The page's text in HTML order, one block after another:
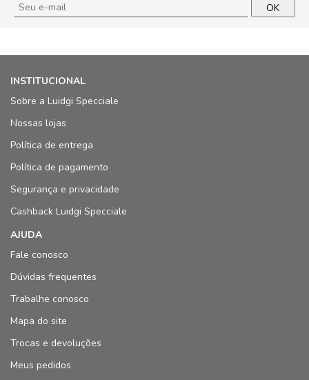
OK
INSTITUCIONAL
Sobre a Luidgi Specciale
Nossas lojas
Política de entrega
Política de pagamento
Segurança e privacidade
Cashback Luidgi Specciale
AJUDA
Fale conosco
Dúvidas frequentes
Trabalhe conosco
Mapa do site
Trocas e devoluções
Meus pedidos